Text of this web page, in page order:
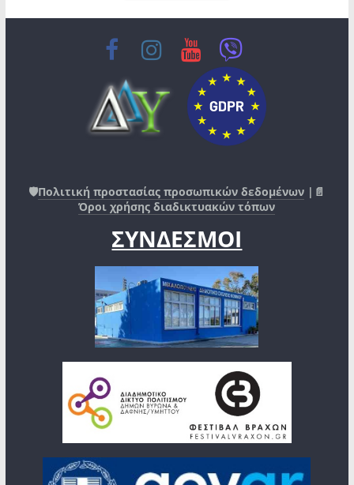
🛡️Πολιτική προστασίας προσωπικών δεδομένων |📄
Όροι χρήσης διαδικτυακών τόπων
ΣΥΝΔΕΣΜΟΙ